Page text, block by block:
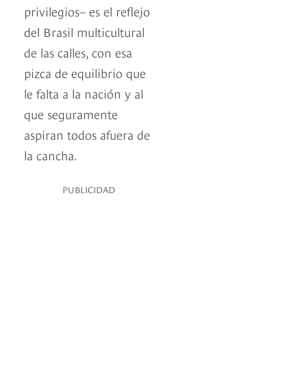
privilegios– es el reflejo
del Brasil multicultural
de las calles, con esa
pizca de equilibrio que
le falta a la nación y al
que seguramente
aspiran todos afuera de
la cancha.
PUBLICIDAD